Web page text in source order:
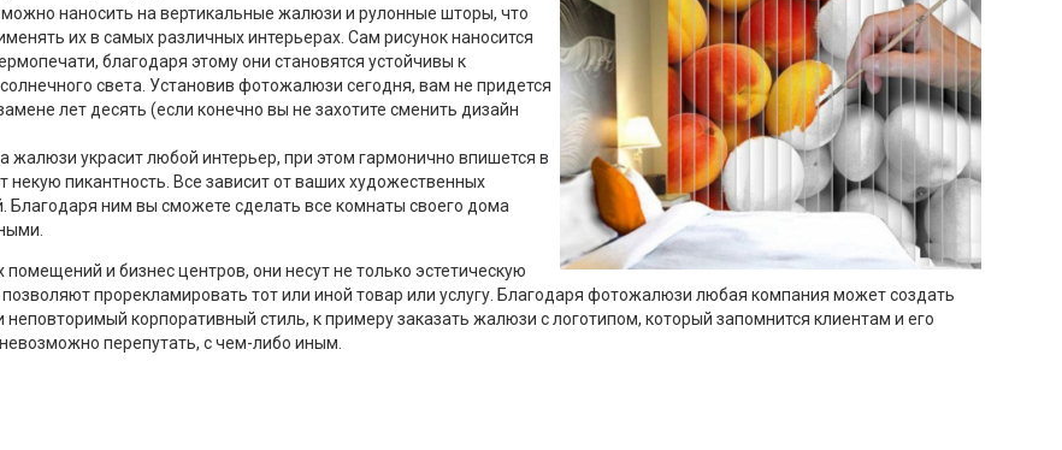
наносить на вертикальные жалюзи и рулонные шторы, что
их в самых различных интерьерах. Сам рисунок наносится
благодаря этому они становятся устойчивы к
света. Установив фотожалюзи сегодня, вам не придется
лет десять (если конечно вы не захотите сменить дизайн
жалюзи украсит любой интерьер, при этом гармонично впишется в
некую пикантность. Все зависит от ваших художественных
Благодаря ним вы сможете сделать все комнаты своего дома
и бизнес центров, они несут не только эстетическую
позволяют прорекламировать тот или иной товар или услугу. Благодаря фотожалюзи любая компания может создать
неповторимый корпоративный стиль, к примеру заказать жалюзи с логотипом, который запомнится клиентам и его
перепутать, с чем-либо иным.